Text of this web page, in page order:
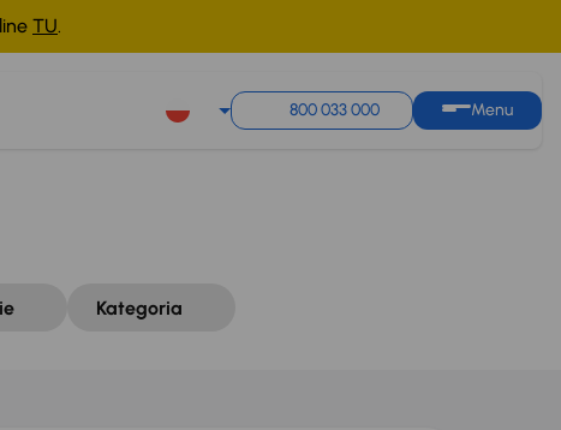
TU.
800 033 000 Menu
Kategoria